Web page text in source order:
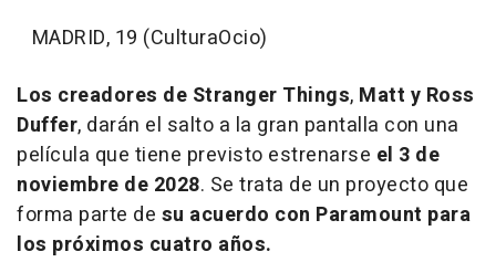
MADRID, 19 (CulturaOcio)
Los creadores de Stranger Things, Matt y Ross
Duffer, darán el salto a la gran pantalla con una
película que tiene previsto estrenarse el 3 de
noviembre de 2028. Se trata de un proyecto que
forma parte de su acuerdo con Paramount para
los próximos cuatro años.